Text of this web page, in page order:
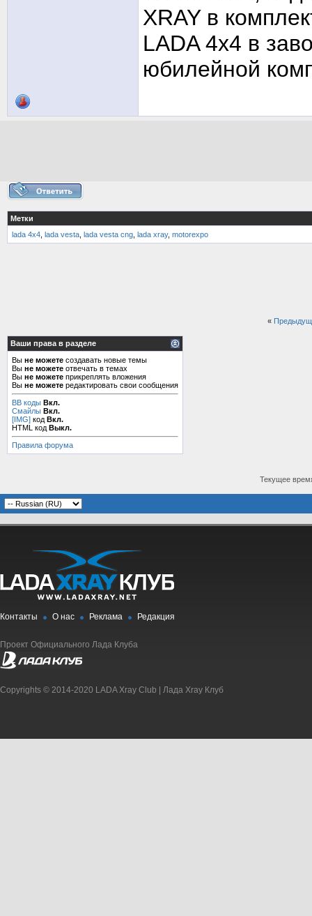
XRAY в
LADA 4х4 в
юбилейной
Метки
lada 4х4 lada vesta lada vesta cng lada xray, motorexpo
«
Ваши права в разделе
Вы не можете создавать новые темы
Вы не можете отвечать в темах
Вы не можете прикреплять вложения
Вы не можете редактировать свои сообщения
BB коды Вкл.
Смайлы Вкл.
[IMG] код Вкл.
HTML код Выкл.
Правила форума
Текущее
Контакты О нас Реклама Редакция
Проект Официального Лада Клуба
Copyrights © 2014-2020 LADA Xray Club | Лада Xray Клуб